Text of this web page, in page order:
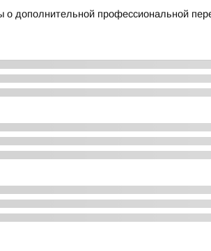
дополнительной профессиональной